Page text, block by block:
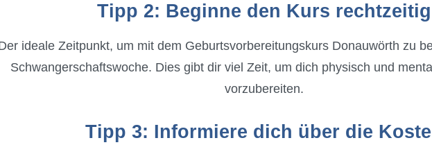
Tipp 2: Beginne den Kurs rechtzeitig
ideale Zeitpunkt, um mit dem Geburtsvorbereitungskurs Donauwörth zu
Schwangerschaftswoche. Dies gibt dir viel Zeit, um dich physisch und
vorzubereiten.
Tipp 3: Informiere dich über die